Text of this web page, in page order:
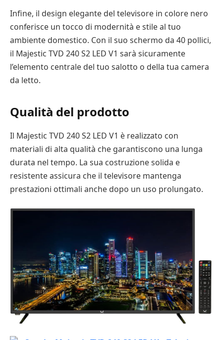
Infine, il design elegante del televisore in colore nero
conferisce un tocco di modernità e stile al tuo
ambiente domestico. Con il suo schermo da 40 pollici,
il Majestic TVD 240 S2 LED V1 sarà sicuramente
l’elemento centrale del tuo salotto o della tua camera
da letto.
Qualità del prodotto
Il Majestic TVD 240 S2 LED V1 è realizzato con
materiali di alta qualità che garantiscono una lunga
durata nel tempo. La sua costruzione solida e
resistente assicura che il televisore mantenga
prestazioni ottimali anche dopo un uso prolungato.